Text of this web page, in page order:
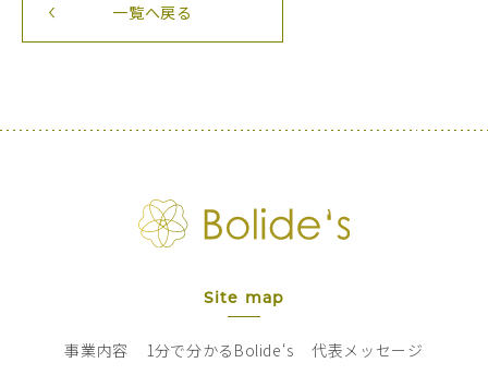
一覧へ戻る
Site map
事業内容 1分で分かるBolide‘s
代表メッセージ